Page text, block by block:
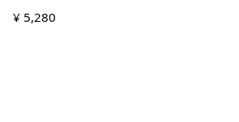
¥ 5,280